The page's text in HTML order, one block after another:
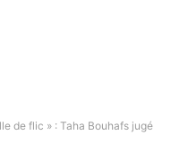
de flic » : Taha Bouhafs jugé